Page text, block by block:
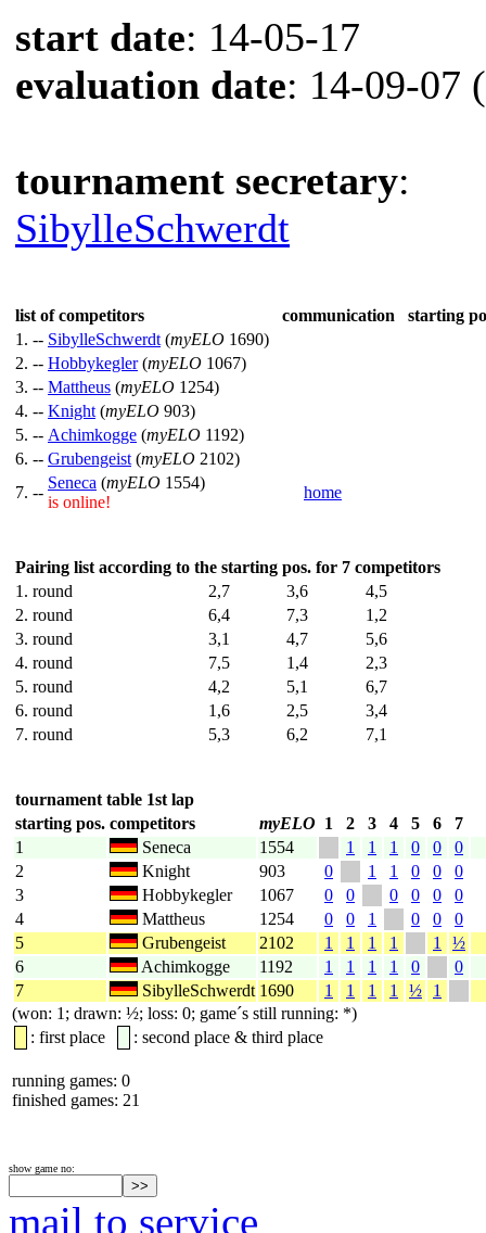
start date: 14-05-17
evaluation date: 14-09-07
tournament secretary:
SibylleSchwerdt
list of competitors communication
starting
1. -- SibylleSchwerdt (myELO 1690)
2. -- Hobbykegler(myELO 1067)
3. -- Mattheus (myELO 1254)
4. -- Knight (myELO 903)
5. -- Achimkogge (myELO 1192)
6. -- Grubengeist (myELO 2102)
7. --
Seneca (myELO 1554)
is online!
home
Pairing list according to the starting pos. for 7 competitors
1. round
2,7 3,6
4,5
2. round
6,4 7,3
1,2
3. round
3,1 4,7
5,6
4. round
7,5 1,4
2,3
5. round
4,2 5,1
6,7
6. round
1,6 2,5
3,4
7. round
5,3 6,2 7,1
tournament table 1st lap
starting pos. competitors myELO 1 2 3 4 5 6
7
1
Seneca 1554 1 1 1 0 0
0
2
Knight 903 0 1 1 0 0
0
3
Hobbykegler 1067 0 0 0 0 0
0
4
Mattheus 1254 0 0 1 0 0
0
5
Grubengeist 2102 1 1 1 1 1
½
6
Achimkogge 1192 1 1 1 1 0
0
7
SibylleSchwerdt 1690 1 1 1 1 ½
1
(won: 1; drawn: ½; loss: 0; game´s still running: *)
: first place
: second place & third place
running games: 0
finished games: 21
show game no:
mail to service